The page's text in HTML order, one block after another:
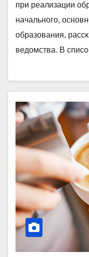
при реализации
начального,
образования,
ведомства. В